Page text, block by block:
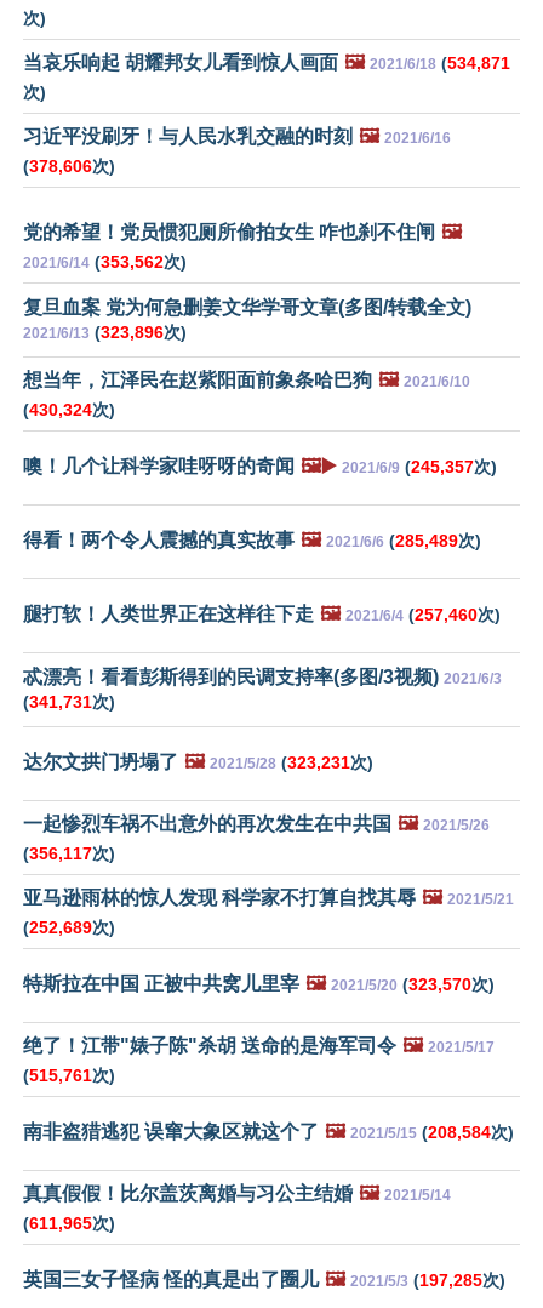
次)
当哀乐响起 胡耀邦女儿看到惊人画面 🖼️ 2021/6/18 (534,871
次)
习近平没刷牙！与人民水乳交融的时刻 🖼️ 2021/6/16
(378,606次)
党的希望！党员惯犯厕所偷拍女生 咋也刹不住闸 🖼️
2021/6/14 (353,562次)
复旦血案 党为何急删姜文华学哥文章(多图/转载全文)
2021/6/13 (323,896次)
想当年，江泽民在赵紫阳面前象条哈巴狗 🖼️ 2021/6/10
(430,324次)
噢！几个让科学家哇呀呀的奇闻 🖼️▶️ 2021/6/9 (245,357次)
得看！两个令人震撼的真实故事 🖼️ 2021/6/6 (285,489次)
腿打软！人类世界正在这样往下走 🖼️ 2021/6/4 (257,460次)
忒漂亮！看看彭斯得到的民调支持率(多图/3视频) 2021/6/3
(341,731次)
达尔文拱门坍塌了 🖼️ 2021/5/28 (323,231次)
一起惨烈车祸不出意外的再次发生在中共国 🖼️ 2021/5/26
(356,117次)
亚马逊雨林的惊人发现 科学家不打算自找其辱 🖼️ 2021/5/21
(252,689次)
特斯拉在中国 正被中共窝儿里宰 🖼️ 2021/5/20 (323,570次)
绝了！江带"婊子陈"杀胡 送命的是海军司令 🖼️ 2021/5/17
(515,761次)
南非盗猎逃犯 误窜大象区就这个了 🖼️ 2021/5/15 (208,584次)
真真假假！比尔盖茨离婚与习公主结婚 🖼️ 2021/5/14
(611,965次)
英国三女子怪病 怪的真是出了圈儿 🖼️ 2021/5/3 (197,285次)